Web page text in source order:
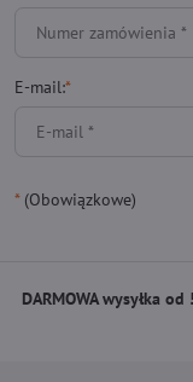
E-mail:*
*(Obowiązkowe)
DARMOWA wysyłka od